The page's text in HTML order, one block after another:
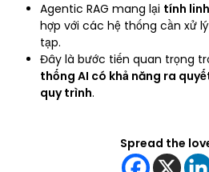
Agentic RAG mang lại tính
hợp với các hệ thống cần xử
tạp.
Đây là bước tiến quan trọng
thống AI có khả năng ra
quy trình.
Spread the